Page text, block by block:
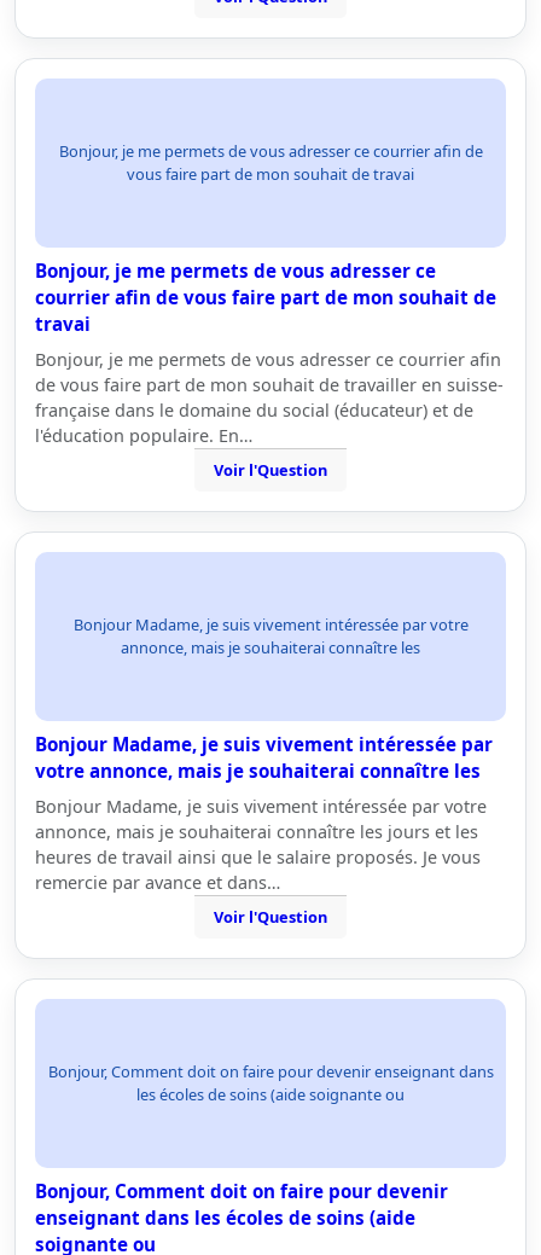
Bonjour, je me permets de vous adresser ce courrier afin de
vous faire part de mon souhait de travai
Bonjour, je me permets de vous adresser ce
courrier afin de vous faire part de mon souhait de
travai
Bonjour, je me permets de vous adresser ce courrier afin
de vous faire part de mon souhait de travailler en suisse-
française dans le domaine du social (éducateur) et de
l'éducation populaire. En…
Voir l'Question
Bonjour Madame, je suis vivement intéressée par votre
annonce, mais je souhaiterai connaître les
Bonjour Madame, je suis vivement intéressée par
votre annonce, mais je souhaiterai connaître les
Bonjour Madame, je suis vivement intéressée par votre
annonce, mais je souhaiterai connaître les jours et les
heures de travail ainsi que le salaire proposés. Je vous
remercie par avance et dans…
Voir l'Question
Bonjour, Comment doit on faire pour devenir enseignant dans
les écoles de soins (aide soignante ou
Bonjour, Comment doit on faire pour devenir
enseignant dans les écoles de soins (aide
soignante ou